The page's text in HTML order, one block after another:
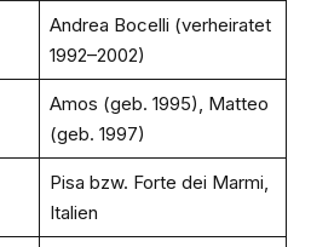
Andrea Bocelli (verheiratet
1992–2002)
Amos (geb. 1995), Matteo
(geb. 1997)
Pisa bzw. Forte dei Marmi,
Italien